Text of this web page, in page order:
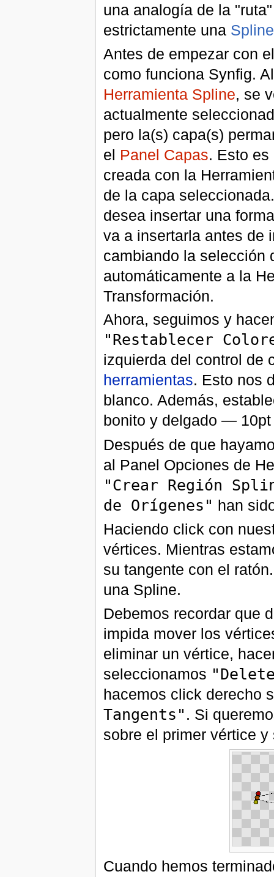
una analogía de la
estrictamente una
Antes de empezar con
como funciona Synfig.
Herramienta Spline, se
actualmente
pero la(s) capa(s)
el Panel Capas. Esto es
creada con la
de la capa
desea insertar una
va a insertarla antes de
cambiando la selección
automáticamente a la
Transformación.
Ahora, seguimos y
"Restablecer
izquierda del control de
herramientas. Esto nos
blanco. Además,
bonito y delgado —
Después de que
al Panel Opciones de
"Crear Región
de Orígenes" han
Haciendo click con
vértices. Mientras
su tangente con el
una Spline.
Debemos recordar que
impida mover los
eliminar un vértice,
seleccionamos
hacemos click derecho
Tangents" . Si
sobre el primer vértice
Cuando hemos